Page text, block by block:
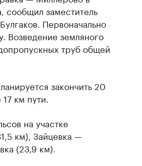
сообщил заместитель
Первоначально
Возведение земляного
труб общей
закончить 20
км пути.
на участке
км), Зайцевка —
(23,9 км).